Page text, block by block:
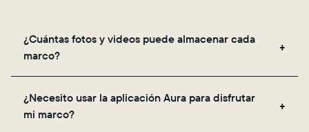
¿Cuántas fotos y videos puede almacenar cada
marco?
nube de Aura, lo que te permite agregar fotos y
¿Necesito usar la aplicación Aura para disfrutar
mi marco?